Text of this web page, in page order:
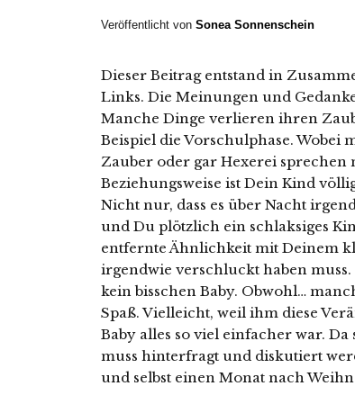
Veröffentlicht von Sonea Sonnenschein
Dieser Beitrag entstand in
Links. Die Meinungen und
Manche Dinge verlieren ihren
Beispiel die Vorschulphase.
Zauber oder gar Hexerei sprechen
Beziehungsweise ist Dein Kind
Nicht nur, dass es über Nacht
und Du plötzlich ein schlaksiges
entfernte Ähnlichkeit mit Deinem
irgendwie verschluckt haben
kein bisschen Baby. Obwohl…
Spaß. Vielleicht, weil ihm diese
Baby alles so viel einfacher war.
muss hinterfragt und diskutiert
und selbst einen Monat nach